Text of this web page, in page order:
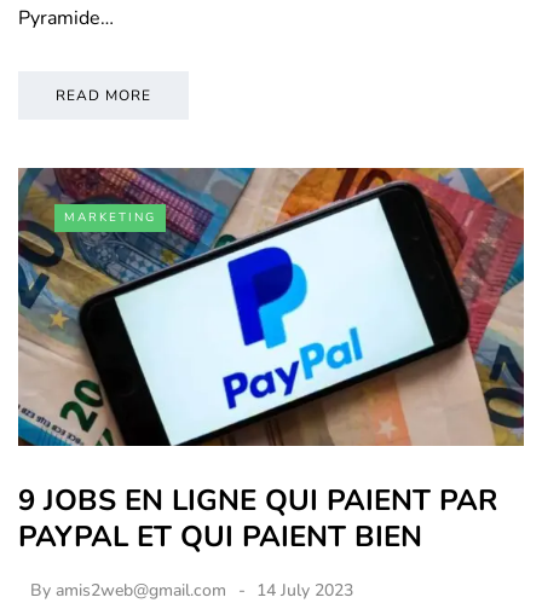
Pyramide…
READ MORE
MARKETING
9 JOBS EN LIGNE QUI PAIENT PAR
PAYPAL ET QUI PAIENT BIEN
By amis2web@gmail.com 14 July 2023